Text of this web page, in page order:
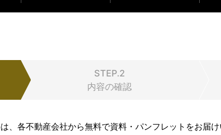
STEP.2
内容の確認
、各不動産会社から無料で資料・パンフレットをお届